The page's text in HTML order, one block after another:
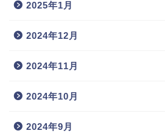
2025年1月
2024年12月
2024年11月
2024年10月
2024年9月